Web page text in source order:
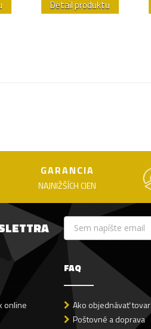
Detail produktu
GARANCIA
NAJNIŽŠÍCH CIEN
online
FAQ
Ako objednávať tovar
Poštovné a doprava